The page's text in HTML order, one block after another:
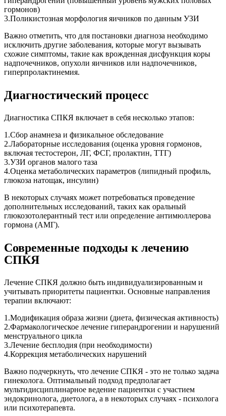
гормонов)
3.Поликистозная морфология яичников по данным УЗИ
Важно отметить, что для постановки диагноза необходимо
исключить другие заболевания, которые могут вызывать
схожие симптомы, такие как врожденная дисфункция коры
надпочечников, опухоли яичников или надпочечников,
гиперпролактинемия.
Диагностический процесс
Диагностика СПКЯ включает в себя несколько этапов:
1.Сбор анамнеза и физикальное обследование
2.Лабораторные исследования (оценка уровня гормонов,
включая тестостерон, ЛГ, ФСГ, пролактин, ТТГ)
3.УЗИ органов малого таза
4.Оценка метаболических параметров (липидный профиль,
глюкоза натощак, инсулин)
В некоторых случаях может потребоваться проведение
дополнительных исследований, таких как оральный
глюкозотолерантный тест или определение антимюллерова
гормона (АМГ).
Современные подходы к лечению
СПКЯ
Лечение СПКЯ должно быть индивидуализированным и
учитывать приоритеты пациентки. Основные направления
терапии включают:
1.Модификация образа жизни (диета, физическая активность)
2.Фармакологическое лечение гиперандрогении и нарушений
менструального цикла
3.Лечение бесплодия (при необходимости)
4.Коррекция метаболических нарушений
Важно подчеркнуть, что лечение СПКЯ - это не только задача
гинеколога. Оптимальный подход предполагает
мультидисциплинарное ведение пациентки с участием
эндокринолога, диетолога, а в некоторых случаях - психолога
или психотерапевта.